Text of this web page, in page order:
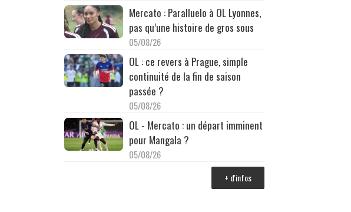
Mercato : Paralluelo à OL Lyonnes,
pas qu’une histoire de gros sous
05/08/26
OL : ce revers à Prague, simple
continuité de la fin de saison
passée ?
05/08/26
OL - Mercato : un départ imminent
pour Mangala ?
05/08/26
+ d'infos